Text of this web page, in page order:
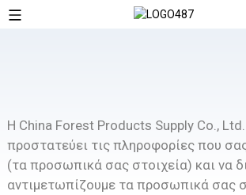
Η China Forest Products Supply Co.,
προστατεύει τις πληροφορίες που
(τα προσωπικά σας στοιχεία) και να
αντιμετωπίζουμε τα προσωπικά σας